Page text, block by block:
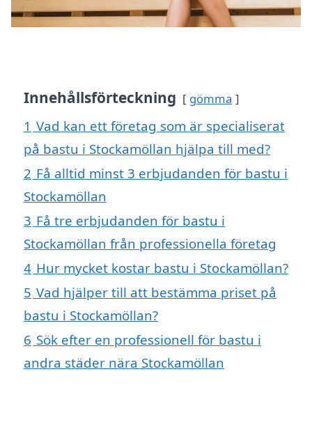
Innehållsförteckning gömma
1 Vad kan ett företag som är specialiserat
på bastu i Stockamöllan hjälpa till med?
2 Få alltid minst 3 erbjudanden för bastu i
Stockamöllan
3 Få tre erbjudanden för bastu i
Stockamöllan från professionella företag
4 Hur mycket kostar bastu i Stockamöllan?
5 Vad hjälper till att bestämma priset på
bastu i Stockamöllan?
6 Sök efter en professionell för bastu i
andra städer nära Stockamöllan